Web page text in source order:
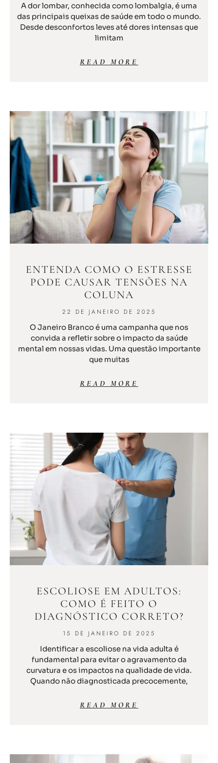
A dor lombar, conhecida como lombalgia, é uma
das principais queixas de saúde em todo o mundo.
Desde desconfortos leves até dores intensas que
limitam
READ MORE
ENTENDA COMO O ESTRESSE
PODE CAUSAR TENSÕES NA
COLUNA
22 DE JANEIRO DE 2025
O Janeiro Branco é uma campanha que nos
convida a refletir sobre o impacto da saúde
mental em nossas vidas. Uma questão importante
que muitas
READ MORE
ESCOLIOSE EM ADULTOS:
COMO É FEITO O
DIAGNÓSTICO CORRETO?
15 DE JANEIRO DE 2025
Identificar a escoliose na vida adulta é
fundamental para evitar o agravamento da
curvatura e os impactos na qualidade de vida.
Quando não diagnosticada precocemente,
READ MORE